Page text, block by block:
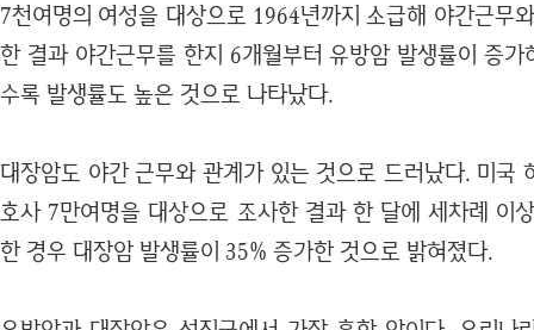
7천여명의 여성을 대상으로 1964년까지 소급해 야간근무
한 결과 야간근무를 한지 6개월부터 유방암 발생률이 증가
수록 발생률도 높은 것으로 나타났다.
대장암도 야간 근무와 관계가 있는 것으로 드러났다. 미국
호사 7만여명을 대상으로 조사한 결과 한 달에 세차례 이
한 경우 대장암 발생률이 35% 증가한 것으로 밝혀졌다.